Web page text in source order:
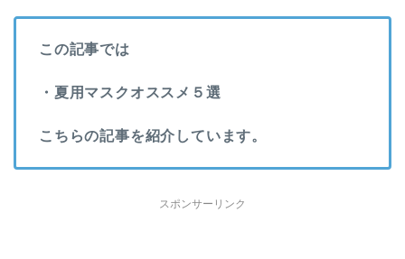
この記事では
・夏用マスクオススメ５選
こちらの記事を紹介しています。
スポンサーリンク